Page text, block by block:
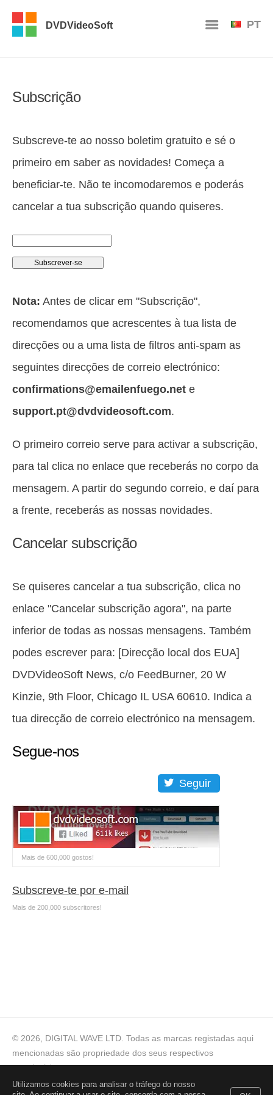
Utilizamos cookies para analisar o tráfego do nosso
DVDVideoSoft PT
Subscrição
Subscreve-te ao nosso boletim gratuito e sé o
primeiro em saber as novidades! Começa a
beneficiar-te. Não te incomodaremos e poderás
cancelar a tua subscrição quando quiseres.
Nota: Antes de clicar em "Subscrição",
recomendamos que acrescentes à tua lista de
direcções ou a uma lista de filtros anti-spam as
seguintes direcções de correio electrónico:
confirmations@emailenfuego.net e
support.pt@dvdvideosoft.com.
O primeiro correio serve para activar a subscrição,
para tal clica no enlace que receberás no corpo da
mensagem. A partir do segundo correio, e daí para
a frente, receberás as nossas novidades.
Cancelar subscrição
Se quiseres cancelar a tua subscrição, clica no
enlace "Cancelar subscrição agora", na parte
inferior de todas as nossas mensagens. Também
podes escrever para: [Direcção local dos EUA]
DVDVideoSoft News, c/o FeedBurner, 20 W
Kinzie, 9th Floor, Chicago IL USA 60610. Indica a
tua direcção de correio electrónico na mensagem.
Segue-nos
Seguir
Mais de 600,000 gostos!
Subscreve-te por e-mail
Mais de 200,000 subscritores!
© 2026, DIGITAL WAVE LTD. Todas as marcas registadas aqui
mencionadas são propriedade dos seus respectivos
proprietários
Ajuda técnica, Para consultas comerciais, Termos de